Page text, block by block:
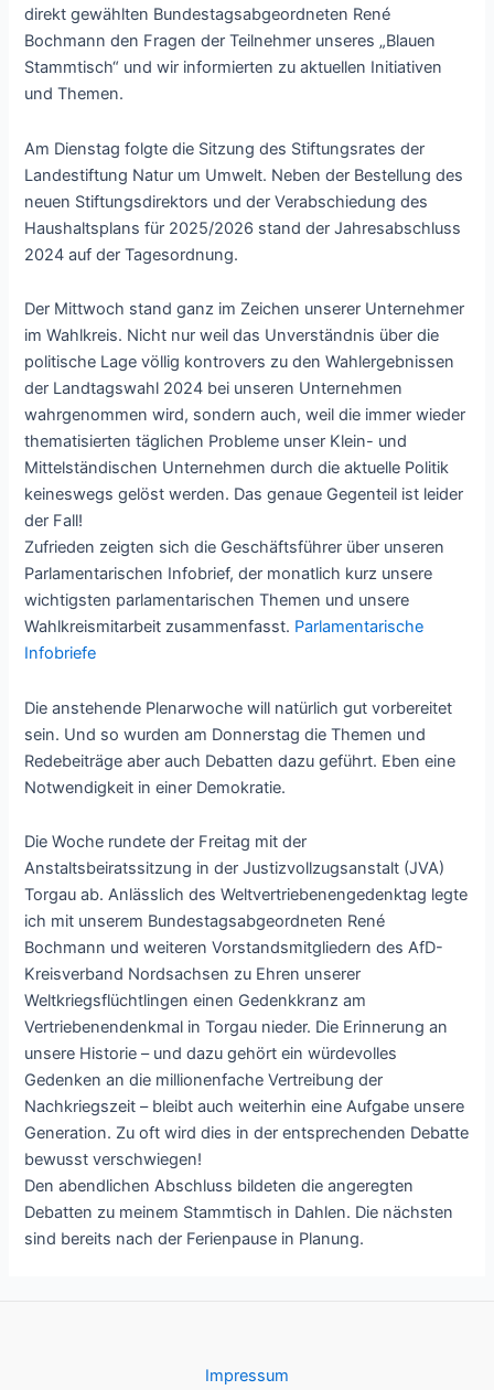
direkt gewählten Bundestagsabgeordneten René
Bochmann den Fragen der Teilnehmer unseres „Blauen
Stammtisch“ und wir informierten zu aktuellen Initiativen
und Themen.
Am Dienstag folgte die Sitzung des Stiftungsrates der
Landestiftung Natur um Umwelt. Neben der Bestellung des
neuen Stiftungsdirektors und der Verabschiedung des
Haushaltsplans für 2025/2026 stand der Jahresabschluss
2024 auf der Tagesordnung.
Der Mittwoch stand ganz im Zeichen unserer Unternehmer
im Wahlkreis. Nicht nur weil das Unverständnis über die
politische Lage völlig kontrovers zu den Wahlergebnissen
der Landtagswahl 2024 bei unseren Unternehmen
wahrgenommen wird, sondern auch, weil die immer wieder
thematisierten täglichen Probleme unser Klein- und
Mittelständischen Unternehmen durch die aktuelle Politik
keineswegs gelöst werden. Das genaue Gegenteil ist leider
der Fall!
Zufrieden zeigten sich die Geschäftsführer über unseren
Parlamentarischen Infobrief, der monatlich kurz unsere
wichtigsten parlamentarischen Themen und unsere
Wahlkreismitarbeit zusammenfasst. Parlamentarische
Infobriefe
Die anstehende Plenarwoche will natürlich gut vorbereitet
sein. Und so wurden am Donnerstag die Themen und
Redebeiträge aber auch Debatten dazu geführt. Eben eine
Notwendigkeit in einer Demokratie.
Die Woche rundete der Freitag mit der
Anstaltsbeiratssitzung in der Justizvollzugsanstalt (JVA)
Torgau ab. Anlässlich des Weltvertriebenengedenktag legte
ich mit unserem Bundestagsabgeordneten René
Bochmann und weiteren Vorstandsmitgliedern des AfD-
Kreisverband Nordsachsen zu Ehren unserer
Weltkriegsflüchtlingen einen Gedenkkranz am
Vertriebenendenkmal in Torgau nieder. Die Erinnerung an
unsere Historie – und dazu gehört ein würdevolles
Gedenken an die millionenfache Vertreibung der
Nachkriegszeit – bleibt auch weiterhin eine Aufgabe unsere
Generation. Zu oft wird dies in der entsprechenden Debatte
bewusst verschwiegen!
Den abendlichen Abschluss bildeten die angeregten
Debatten zu meinem Stammtisch in Dahlen. Die nächsten
sind bereits nach der Ferienpause in Planung.
Impressum